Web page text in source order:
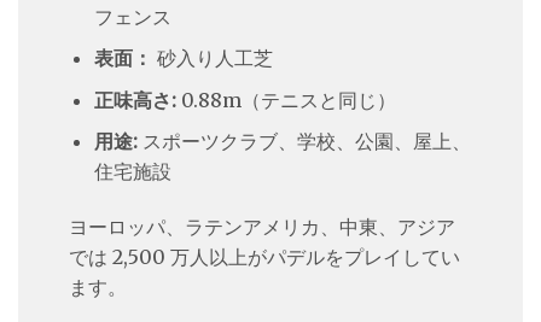
フェンス
表面： 砂入り人工芝
正味高さ:0.88m（テニスと同じ）
用途:スポーツクラブ、学校、公園、屋上、
住宅施設
ヨーロッパ、ラテンアメリカ、中東、アジア
では 2,500 万人以上がパデルをプレイしてい
ます。